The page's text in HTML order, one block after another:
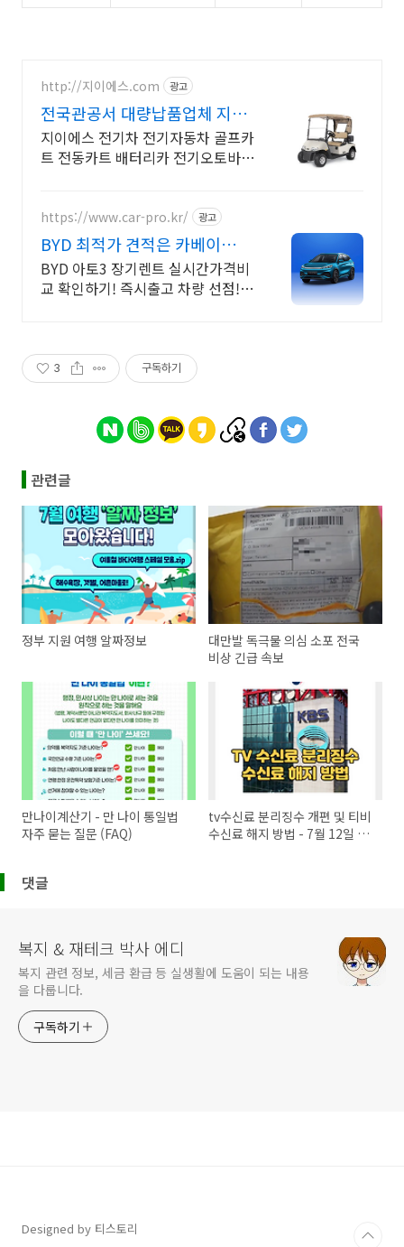
http://지이에스.com 광고
전국관공서 대량납품업체 지역
축제행사임대
지이에스 전기차 전기자동차 골프카
트 전동카트 배터리카 전기오토바이
https://www.car-pro.kr/ 광고
BYD 최적가 견적은 카베이
BYD 특가차량 무료견적
BYD 아토3 장기렌트 실시간가격비
교 확인하기! 즉시출고 차량 선점!
3 구독하기
관련글
정부 지원 여행 알짜정보
대만발 독극물 의심 소포 전국
비상 긴급 속보
만나이계산기 - 만 나이 통일법
자주 묻는 질문 (FAQ)
tv수신료 분리징수 개편 및 티비
수신료 해지 방법 - 7월 12일 부
댓글
복지 & 재테크 박사 에디
복지 관련 정보, 세금 환급 등 실생활에 도움이 되는 내용
을 다룹니다.
구독하기
Designed by 티스토리